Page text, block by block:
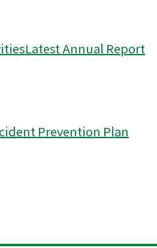
Latest Annual Report
Prevention Plan